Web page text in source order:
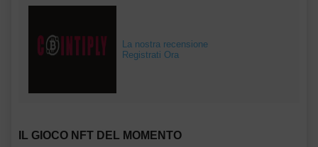
La nostra recensione
Registrati Ora
IL GIOCO NFT DEL MOMENTO